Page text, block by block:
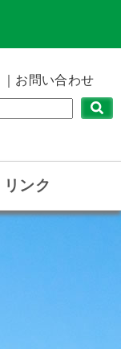
お問い合わせ
リンク